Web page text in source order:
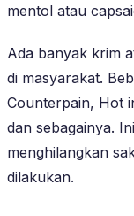
mentol atau
Ada banyak krim
di masyarakat.
Counterpain, Hot
dan sebagainya.
menghilangkan
dilakukan.